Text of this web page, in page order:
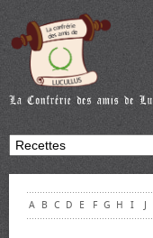
A B C D E F G H I J